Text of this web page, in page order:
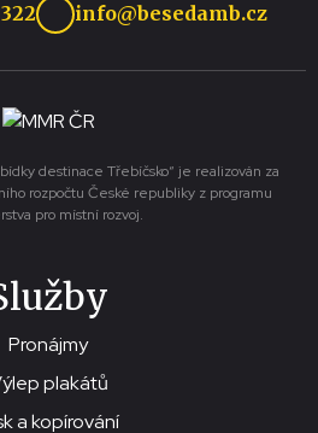
info@besedamb.cz
destinace Třebíčsko“ je realizován za
rozpočtu České republiky z programu
pro místní rozvoj.
Pronájmy
plakátů
a kopírování